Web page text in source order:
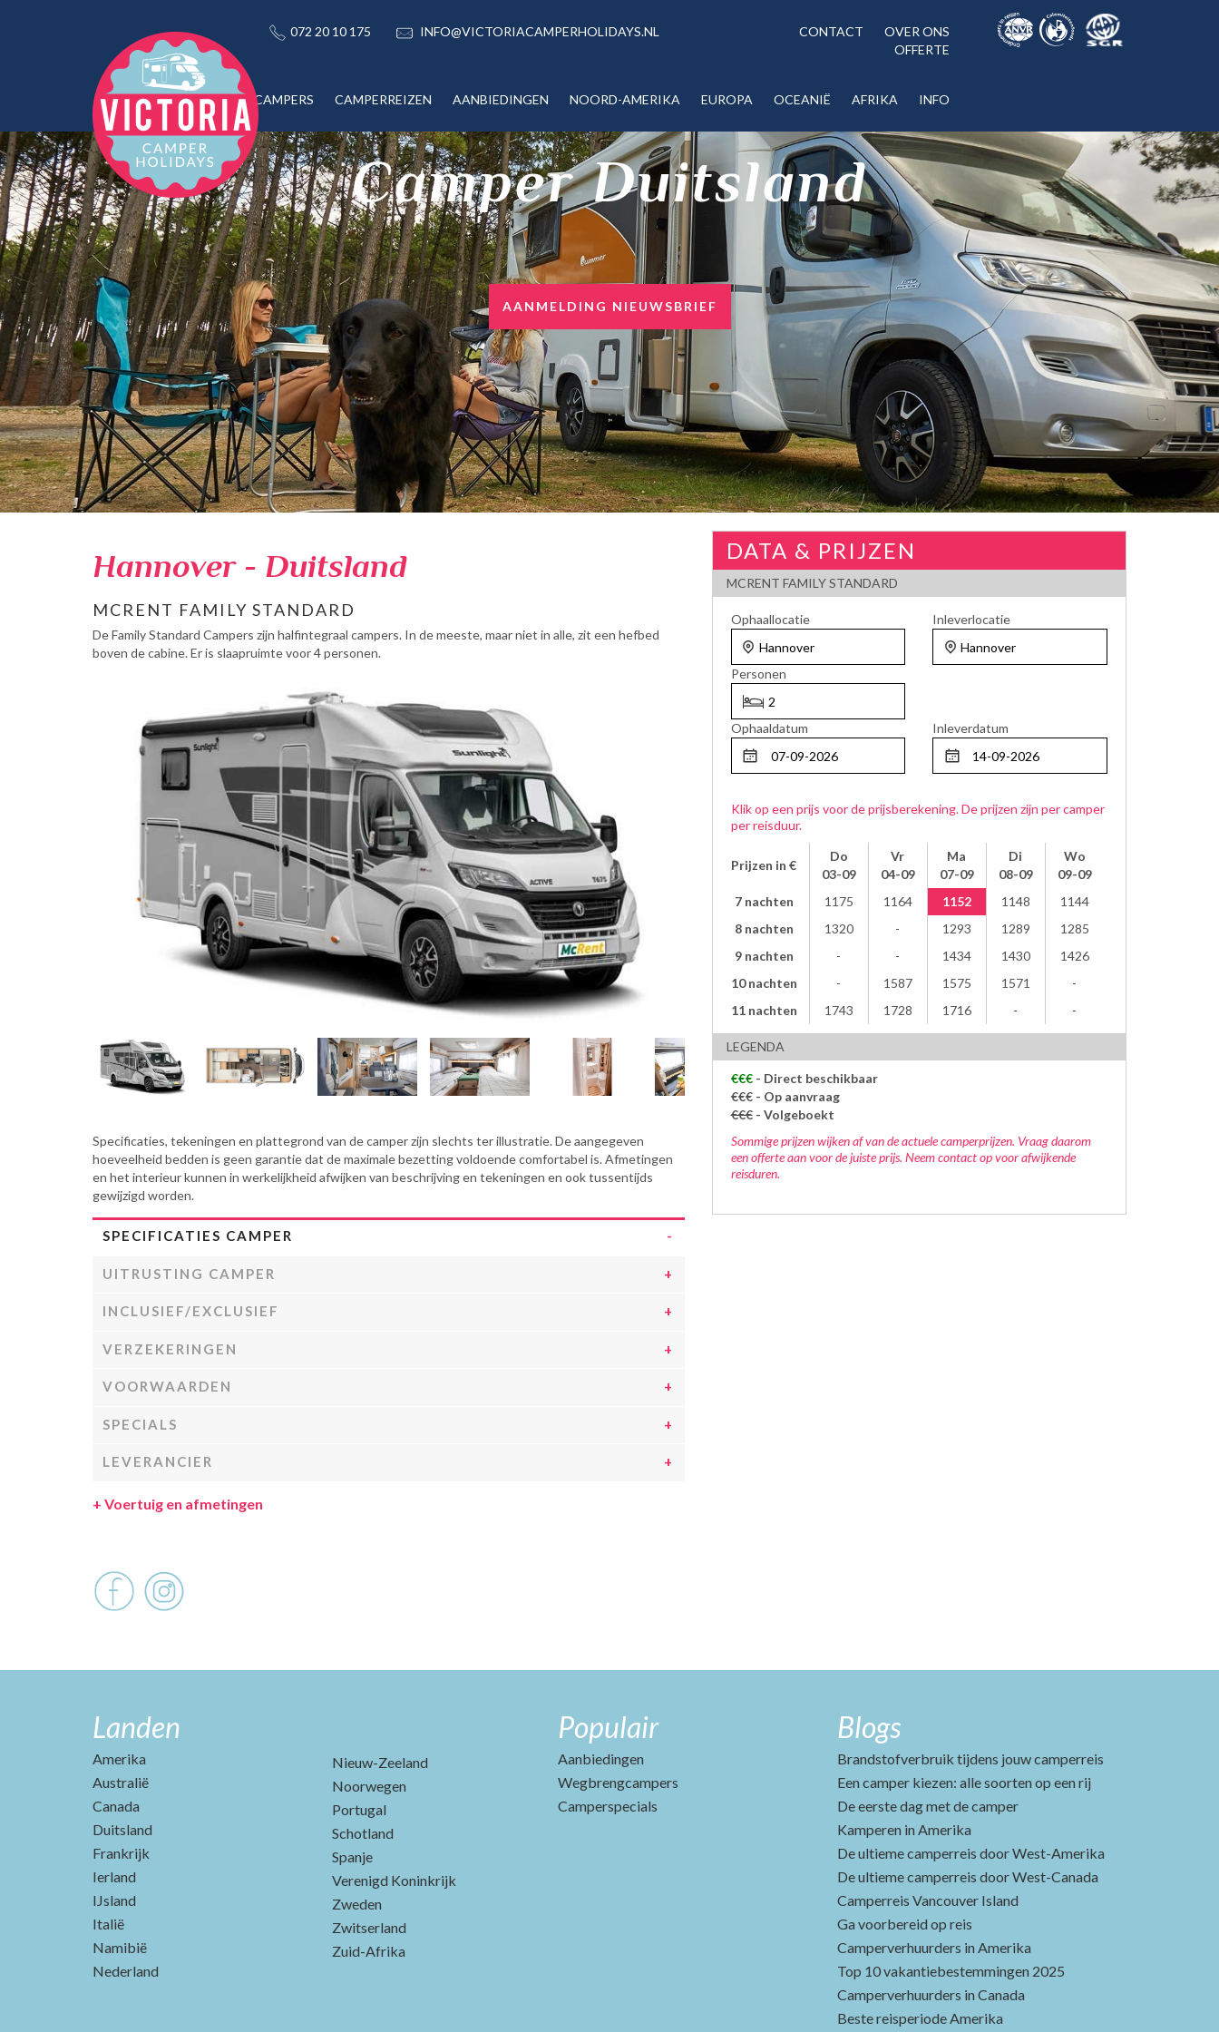
072 20 10 175 INFO@VICTORIACAMPERHOLIDAYS.NL CONTACT
OVER ONS
OFFERTE
CAMPERS CAMPERREIZEN AANBIEDINGEN NOORD-AMERIKA EUROPA OCEANIË AFRIKA INFO
Camper Duitsland
AANMELDING NIEUWSBRIEF
Hannover - Duitsland
MCRENT FAMILY STANDARD
De Family Standard Campers zijn halfintegraal campers. In de meeste, maar niet in alle, zit een hefbed
boven de cabine. Er is slaapruimte voor 4 personen.
Specificaties, tekeningen en plattegrond van de camper zijn slechts ter illustratie. De aangegeven
hoeveelheid bedden is geen garantie dat de maximale bezetting voldoende comfortabel is. Afmetingen
en het interieur kunnen in werkelijkheid afwijken van beschrijving en tekeningen en ook tussentijds
gewijzigd worden.
SPECIFICATIES CAMPER
UITRUSTING CAMPER
INCLUSIEF/EXCLUSIEF
VERZEKERINGEN
VOORWAARDEN
SPECIALS
LEVERANCIER
+ Voertuig en afmetingen
DATA & PRIJZEN
MCRENT FAMILY STANDARD
Ophaallocatie Inleverlocatie
Personen
Ophaaldatum Inleverdatum
Klik op een prijs voor de prijsberekening. De prijzen zijn per camper
per reisduur.
Prijzen in €
Do
03-09
Vr
04-09
Ma
07-09
Di
08-09
Wo
09-09
7 nachten
1175 1164 1152 1148
1144
8 nachten
1320 1293 1289
1285
9 nachten
1434 1430
1426
10 nachten
1587 1575
1571
11 nachten
1743 1728 1716
LEGENDA
€€€- Direct beschikbaar
€€€- Op aanvraag
€€€- Volgeboekt
Sommige prijzen wijken af van de actuele camperprijzen. Vraag daarom
een offerte aan voor de juiste prijs. Neem contact op voor afwijkende
reisduren.
Landen
Amerika
Australië
Canada
Duitsland
Frankrijk
Ierland
IJsland
Italië
Namibië
Nederland
Nieuw-Zeeland
Noorwegen
Portugal
Schotland
Spanje
Verenigd Koninkrijk
Zweden
Zwitserland
Zuid-Afrika
Populair
Aanbiedingen
Wegbrengcampers
Camperspecials
Blogs
Brandstofverbruik tijdens jouw camperreis
Een camper kiezen: alle soorten op een rij
De eerste dag met de camper
Kamperen in Amerika
De ultieme camperreis door West-Amerika
De ultieme camperreis door West-Canada
Camperreis Vancouver Island
Ga voorbereid op reis
Camperverhuurders in Amerika
Top 10 vakantiebestemmingen 2025
Camperverhuurders in Canada
Beste reisperiode Amerika